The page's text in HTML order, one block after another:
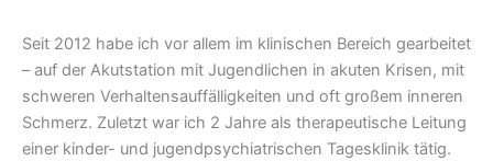
Seit 2012 habe ich vor allem im klinischen Bereich gearbeitet
– auf der Akutstation mit Jugendlichen in akuten Krisen, mit
schweren Verhaltensauffälligkeiten und oft großem inneren
Schmerz. Zuletzt war ich 2 Jahre als therapeutische Leitung
einer kinder- und jugendpsychiatrischen Tagesklinik tätig.